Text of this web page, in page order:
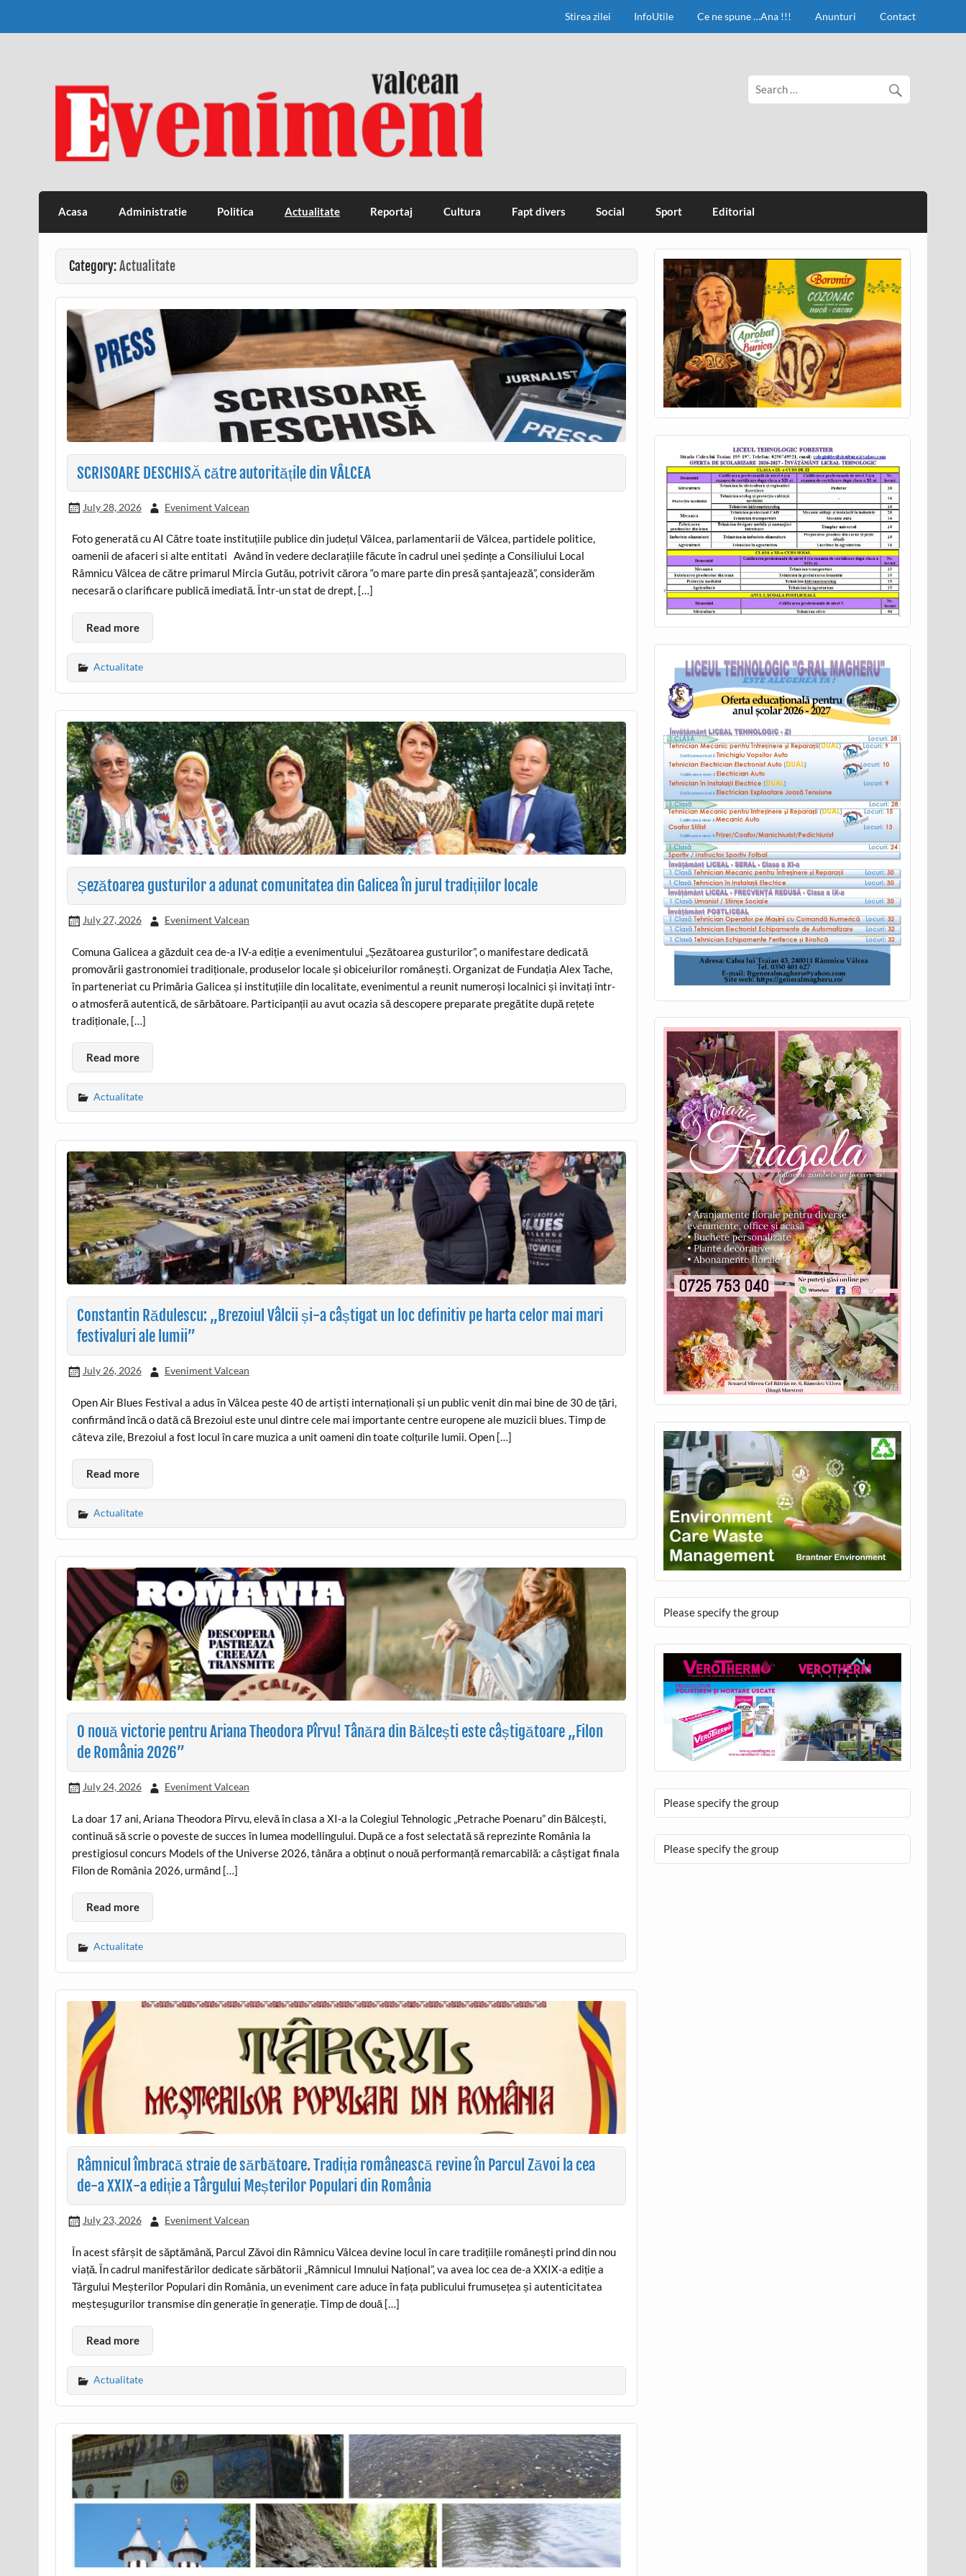
Stirea zilei InfoUtile Ce ne spune …Ana !!! Anunturi Contact
Eveniment Valcean
Acasa Administratie Politica Actualitate Reportaj Cultura Fapt divers Social Sport Editorial
Category:Actualitate
SCRISOARE DESCHISĂ către autoritățile din VÂLCEA
July 28, 2026 Eveniment Valcean
Foto generată cu AI Către toate instituțiile publice din județul Vâlcea, parlamentarii de Vâlcea, partidele politice,
oamenii de afaceri si alte entitati Având în vedere declarațiile făcute în cadrul unei ședințe a Consiliului Local
Râmnicu Vâlcea de către primarul Mircia Gutău, potrivit cărora “o mare parte din presă șantajează”, considerăm
necesară o clarificare publică imediată. Într-un stat de drept, […]
Read more
Actualitate
Șezătoarea gusturilor a adunat comunitatea din Galicea în jurul tradițiilor locale
July 27, 2026 Eveniment Valcean
Comuna Galicea a găzduit cea de-a IV-a ediție a evenimentului „Șezătoarea gusturilor”, o manifestare dedicată
promovării gastronomiei tradiționale, produselor locale și obiceiurilor românești. Organizat de Fundația Alex Tache,
în parteneriat cu Primăria Galicea și instituțiile din localitate, evenimentul a reunit numeroși localnici și invitați într-
o atmosferă autentică, de sărbătoare. Participanții au avut ocazia să descopere preparate pregătite după rețete
tradiționale, […]
Read more
Actualitate
Constantin Rădulescu: „Brezoiul Vâlcii și-a câștigat un loc definitiv pe harta celor mai mari
festivaluri ale lumii”
July 26, 2026 Eveniment Valcean
Open Air Blues Festival a adus în Vâlcea peste 40 de artiști internaționali și un public venit din mai bine de 30 de țări,
confirmând încă o dată că Brezoiul este unul dintre cele mai importante centre europene ale muzicii blues. Timp de
câteva zile, Brezoiul a fost locul în care muzica a unit oameni din toate colțurile lumii. Open […]
Read more
Actualitate
O nouă victorie pentru Ariana Theodora Pîrvu! Tânăra din Bălcești este câștigătoare „Filon
de România 2026”
July 24, 2026 Eveniment Valcean
La doar 17 ani, Ariana Theodora Pîrvu, elevă în clasa a XI-a la Colegiul Tehnologic „Petrache Poenaru” din Bălcești,
continuă să scrie o poveste de succes în lumea modellingului. După ce a fost selectată să reprezinte România la
prestigiosul concurs Models of the Universe 2026, tânăra a obținut o nouă performanță remarcabilă: a câștigat finala
Filon de România 2026, urmând […]
Read more
Actualitate
Râmnicul îmbracă straie de sărbătoare. Tradiția românească revine în Parcul Zăvoi la cea
de-a XXIX-a ediție a Târgului Meșterilor Populari din România
July 23, 2026 Eveniment Valcean
În acest sfârșit de săptămână, Parcul Zăvoi din Râmnicu Vâlcea devine locul în care tradițiile românești prind din nou
viață. În cadrul manifestărilor dedicate sărbătorii „Râmnicul Imnului Național”, va avea loc cea de-a XXIX-a ediție a
Târgului Meșterilor Populari din România, un eveniment care aduce în fața publicului frumusețea și autenticitatea
meșteșugurilor transmise din generație în generație. Timp de două […]
Read more
Actualitate
Please specify the group
Please specify the group
Please specify the group